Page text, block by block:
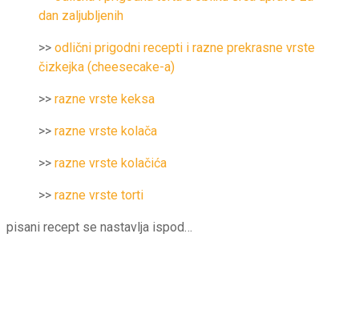
dan zaljubljenih
>> odlični prigodni recepti i razne prekrasne vrste
čizkejka (cheesecake-a)
>> razne vrste keksa
>> razne vrste kolača
>> razne vrste kolačića
>> razne vrste torti
pisani recept se nastavlja ispod…